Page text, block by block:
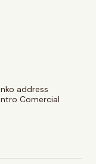
address
Comercial